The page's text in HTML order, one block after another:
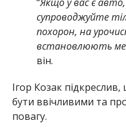
супроводжуйте
похорон, на
встановлюють
він.
Ігор Козак
бути ввічливими та
повагу.